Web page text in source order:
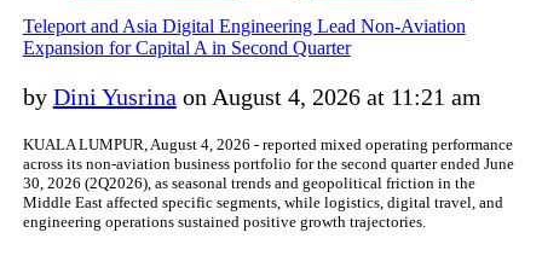
Teleport and Asia Digital Engineering Lead Non-Aviation
Expansion for Capital A in Second Quarter
by Dini Yusrina on August 4, 2026 at 11:21 am
KUALA LUMPUR, August 4, 2026 - reported mixed operating performance
across its non-aviation business portfolio for the second quarter ended June
30, 2026 (2Q2026), as seasonal trends and geopolitical friction in the
Middle East affected specific segments, while logistics, digital travel, and
engineering operations sustained positive growth trajectories.